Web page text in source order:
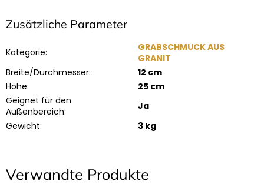
Verwandte Produkte
Zusätzliche Parameter
Kategorie:
GRABSCHMUCK AUS
GRANIT
Breite/Durchmesser:
12 cm
Höhe:
25 cm
Geignet für den
Außenbereich:
Ja
Gewicht: 3 kg